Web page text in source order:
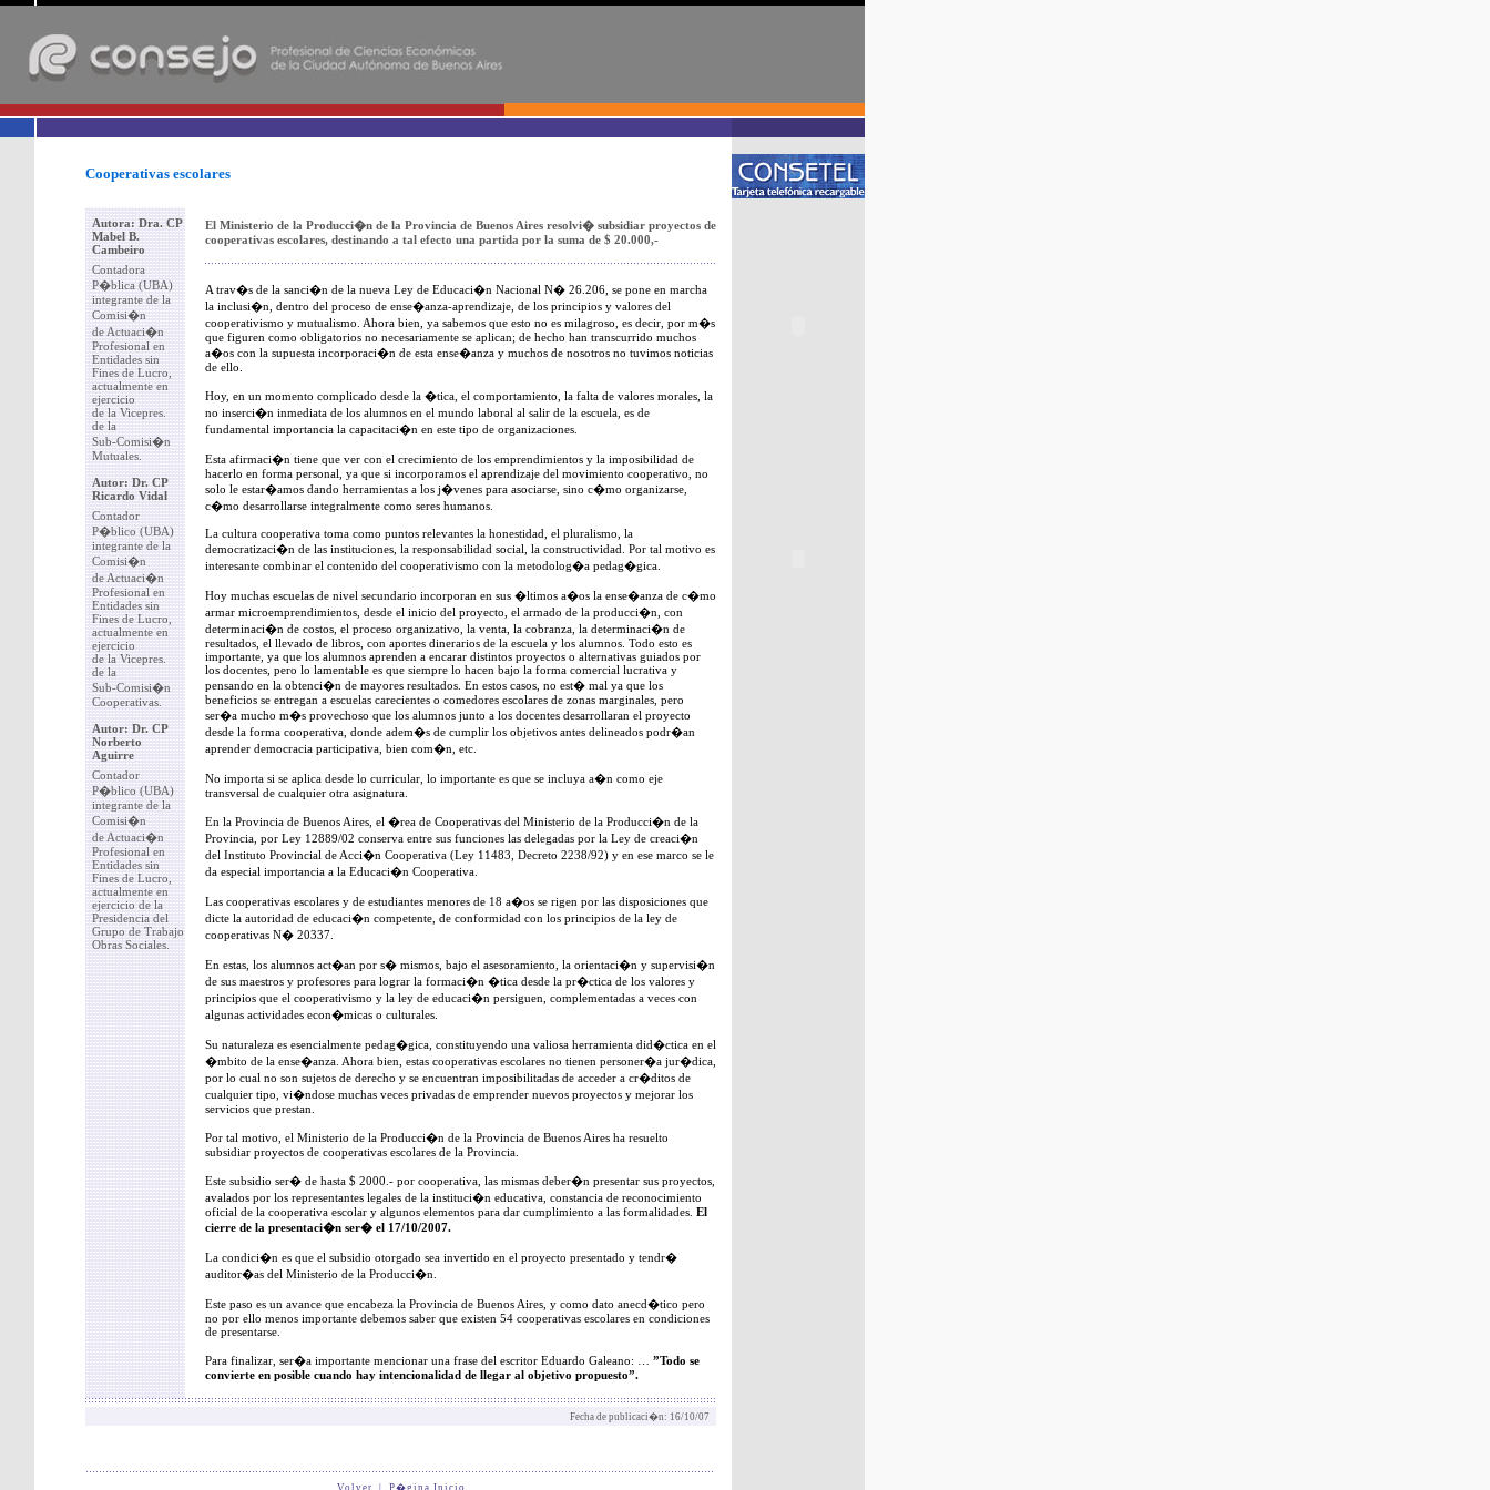
Cooperativas escolares
Autora: Dra. CP
Mabel B.
Cambeiro
Contadora
P�blica (UBA)
integrante de la
Comisi�n
de Actuaci�n
Profesional en
Entidades sin
Fines de Lucro,
actualmente en
ejercicio
de la Vicepres.
de la
Sub-Comisi�n
Mutuales.
Autor: Dr. CP
Ricardo Vidal
Contador
P�blico (UBA)
integrante de la
Comisi�n
de Actuaci�n
Profesional en
Entidades sin
Fines de Lucro,
actualmente en
ejercicio
de la Vicepres.
de la
Sub-Comisi�n
Cooperativas.
Autor: Dr. CP
Norberto
Aguirre
Contador
P�blico (UBA)
integrante de la
Comisi�n
de Actuaci�n
Profesional en
Entidades sin
Fines de Lucro,
actualmente en
ejercicio de la
Presidencia del
Grupo de Trabajo
Obras Sociales.
El Ministerio de la Producci�n de la Provincia de Buenos Aires resolvi� subsidiar proyectos de
cooperativas escolares, destinando a tal efecto una partida por la suma de $ 20.000,-
A trav�s de la sanci�n de la nueva Ley de Educaci�n Nacional N� 26.206, se pone en marcha
la inclusi�n, dentro del proceso de ense�anza-aprendizaje, de los principios y valores del
cooperativismo y mutualismo. Ahora bien, ya sabemos que esto no es milagroso, es decir, por m�s
que figuren como obligatorios no necesariamente se aplican; de hecho han transcurrido muchos
a�os con la supuesta incorporaci�n de esta ense�anza y muchos de nosotros no tuvimos noticias
de ello.
Hoy, en un momento complicado desde la �tica, el comportamiento, la falta de valores morales, la
no inserci�n inmediata de los alumnos en el mundo laboral al salir de la escuela, es de
fundamental importancia la capacitaci�n en este tipo de organizaciones.
Esta afirmaci�n tiene que ver con el crecimiento de los emprendimientos y la imposibilidad de
hacerlo en forma personal, ya que si incorporamos el aprendizaje del movimiento cooperativo, no
solo le estar�amos dando herramientas a los j�venes para asociarse, sino c�mo organizarse,
c�mo desarrollarse integralmente como seres humanos.
La cultura cooperativa toma como puntos relevantes la honestidad, el pluralismo, la
democratizaci�n de las instituciones, la responsabilidad social, la constructividad. Por tal motivo es
interesante combinar el contenido del cooperativismo con la metodolog�a pedag�gica.
Hoy muchas escuelas de nivel secundario incorporan en sus �ltimos a�os la ense�anza de c�mo
armar microemprendimientos, desde el inicio del proyecto, el armado de la producci�n, con
determinaci�n de costos, el proceso organizativo, la venta, la cobranza, la determinaci�n de
resultados, el llevado de libros, con aportes dinerarios de la escuela y los alumnos. Todo esto es
importante, ya que los alumnos aprenden a encarar distintos proyectos o alternativas guiados por
los docentes, pero lo lamentable es que siempre lo hacen bajo la forma comercial lucrativa y
pensando en la obtenci�n de mayores resultados. En estos casos, no est� mal ya que los
beneficios se entregan a escuelas carecientes o comedores escolares de zonas marginales, pero
ser�a mucho m�s provechoso que los alumnos junto a los docentes desarrollaran el proyecto
desde la forma cooperativa, donde adem�s de cumplir los objetivos antes delineados podr�an
aprender democracia participativa, bien com�n, etc.
No importa si se aplica desde lo curricular, lo importante es que se incluya a�n como eje
transversal de cualquier otra asignatura.
En la Provincia de Buenos Aires, el �rea de Cooperativas del Ministerio de la Producci�n de la
Provincia, por Ley 12889/02 conserva entre sus funciones las delegadas por la Ley de creaci�n
del Instituto Provincial de Acci�n Cooperativa (Ley 11483, Decreto 2238/92) y en ese marco se le
da especial importancia a la Educaci�n Cooperativa.
Las cooperativas escolares y de estudiantes menores de 18 a�os se rigen por las disposiciones que
dicte la autoridad de educaci�n competente, de conformidad con los principios de la ley de
cooperativas N� 20337.
En estas, los alumnos act�an por s� mismos, bajo el asesoramiento, la orientaci�n y supervisi�n
de sus maestros y profesores para lograr la formaci�n �tica desde la pr�ctica de los valores y
principios que el cooperativismo y la ley de educaci�n persiguen, complementadas a veces con
algunas actividades econ�micas o culturales.
Su naturaleza es esencialmente pedag�gica, constituyendo una valiosa herramienta did�ctica en el
�mbito de la ense�anza. Ahora bien, estas cooperativas escolares no tienen personer�a jur�dica,
por lo cual no son sujetos de derecho y se encuentran imposibilitadas de acceder a cr�ditos de
cualquier tipo, vi�ndose muchas veces privadas de emprender nuevos proyectos y mejorar los
servicios que prestan.
Por tal motivo, el Ministerio de la Producci�n de la Provincia de Buenos Aires ha resuelto
subsidiar proyectos de cooperativas escolares de la Provincia.
Este subsidio ser� de hasta $ 2000.- por cooperativa, las mismas deber�n presentar sus proyectos,
avalados por los representantes legales de la instituci�n educativa, constancia de reconocimiento
oficial de la cooperativa escolar y algunos elementos para dar cumplimiento a las formalidades. El
cierre de la presentaci�n ser� el 17/10/2007.
La condici�n es que el subsidio otorgado sea invertido en el proyecto presentado y tendr�
auditor�as del Ministerio de la Producci�n.
Este paso es un avance que encabeza la Provincia de Buenos Aires, y como dato anecd�tico pero
no por ello menos importante debemos saber que existen 54 cooperativas escolares en condiciones
de presentarse.
Para finalizar, ser�a importante mencionar una frase del escritor Eduardo Galeano: … ”Todo se
convierte en posible cuando hay intencionalidad de llegar al objetivo propuesto”.
Fecha de publicaci�n: 16/10/07
Volver P�gina Inicio